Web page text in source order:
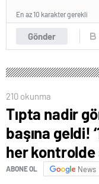
Gönder
En az 10 karakter gerekli
210 okunma
Tıpta nadir
başına geldi!
her kontrolde
ABONE OL News